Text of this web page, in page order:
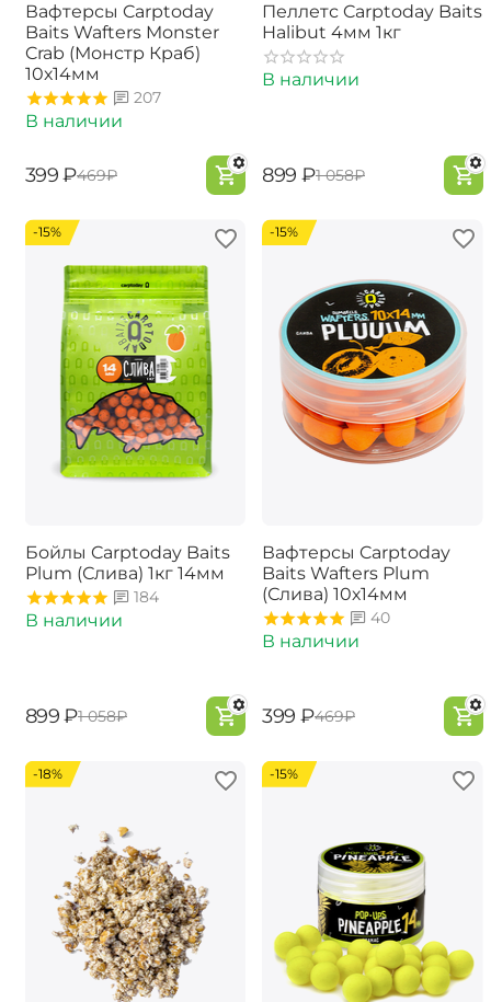
Вафтерсы Carptoday
Baits Wafters Monster
Crab (Монстр Краб)
10х14мм
207
В наличии
‍399‍ ₽‍469‍₽
Пеллетс Carptoday Baits
Halibut 4мм 1кг
В наличии
‍899‍ ₽‍1 058‍₽
-15%
Бойлы Carptoday Baits
Plum (Слива) 1кг 14мм
184
В наличии
‍899‍ ₽‍1 058‍₽
-15%
Вафтерсы Carptoday
Baits Wafters Plum
(Слива) 10х14мм
40
В наличии
‍399‍ ₽‍469‍₽
-18% -15%